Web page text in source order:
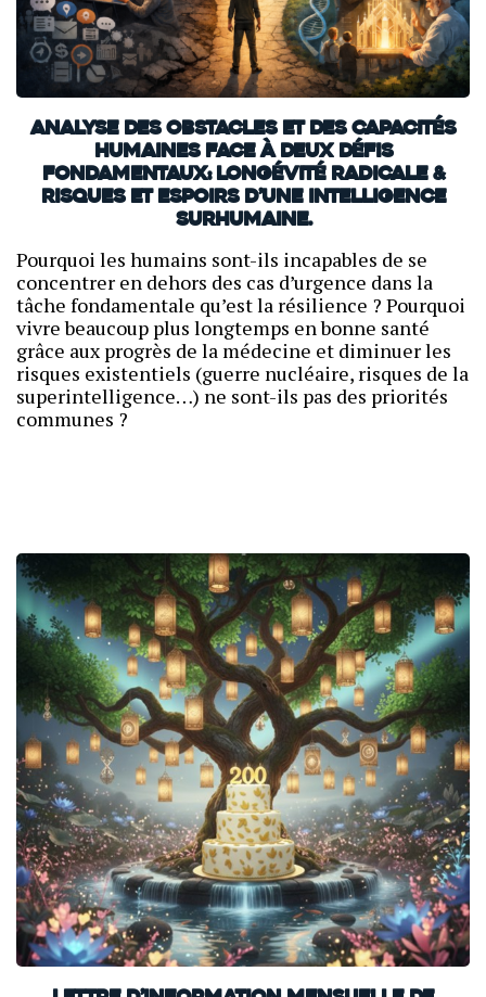
Analyse des obstacles et des capacités
humaines face à deux défis
fondamentaux: Longévité radicale &
Risques et espoirs d’une intelligence
surhumaine.
Pourquoi les humains sont-ils incapables de se
concentrer en dehors des cas d’urgence dans la
tâche fondamentale qu’est la résilience ? Pourquoi
vivre beaucoup plus longtemps en bonne santé
grâce aux progrès de la médecine et diminuer les
risques existentiels (guerre nucléaire, risques de la
superintelligence…) ne sont-ils pas des priorités
communes ?